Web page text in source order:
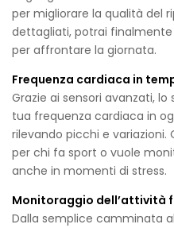
per migliorare la qualità del
dettagliati, potrai
per affrontare la giornata.
Frequenza cardiaca in
Grazie ai sensori avanzati,
tua frequenza cardiaca in
rilevando picchi e
per chi fa sport o vuole
anche in momenti di stress.
Monitoraggio dell’attività
Dalla semplice camminata